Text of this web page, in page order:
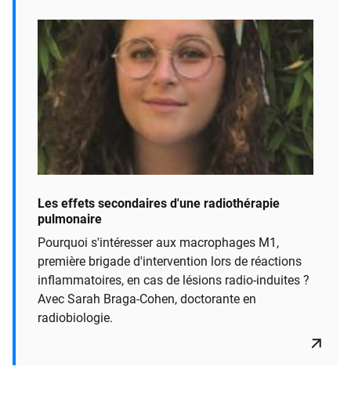
Les effets secondaires d'une radiothérapie
pulmonaire
Pourquoi s'intéresser aux macrophages M1,
première brigade d'intervention lors de réactions
inflammatoires, en cas de lésions radio-induites ?
Avec Sarah Braga-Cohen, doctorante en
radiobiologie.